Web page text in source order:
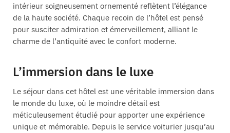
intérieur soigneusement ornementé reflètent l’élégance
de la haute société. Chaque recoin de l’hôtel est pensé
pour susciter admiration et émerveillement, alliant le
charme de l’antiquité avec le confort moderne.
L’immersion dans le luxe
Le séjour dans cet hôtel est une véritable immersion dans
le monde du luxe, où le moindre détail est
méticuleusement étudié pour apporter une expérience
unique et mémorable. Depuis le service voiturier jusqu’au